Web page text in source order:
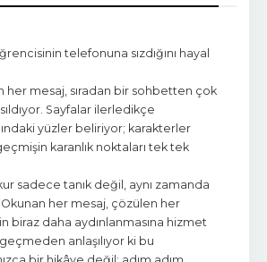
telefonuna sızdığını hayal
her mesaj, sıradan bir sohbetten çok
Sayfalar ilerledikçe
yüzler beliriyor; karakterler
karanlık noktaları tek tek
sadece tanık değil, aynı zamanda
Okunan her mesaj, çözülen her
biraz daha aydınlanmasına hizmet
anlaşılıyor ki bu